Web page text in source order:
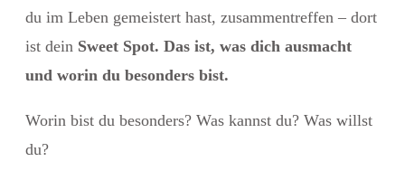
du im Leben gemeistert hast, zusammentreffen – dort
ist dein Sweet Spot. Das ist, was dich ausmacht
und worin du besonders bist.
Worin bist du besonders? Was kannst du? Was willst
du?